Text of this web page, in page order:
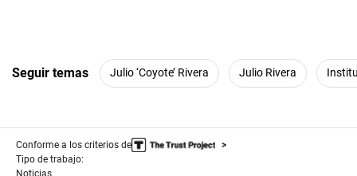
Seguir temas Julio ‘Coyote’ Rivera Julio Rivera
Conforme a los criterios de
Tipo de trabajo:
Noticias